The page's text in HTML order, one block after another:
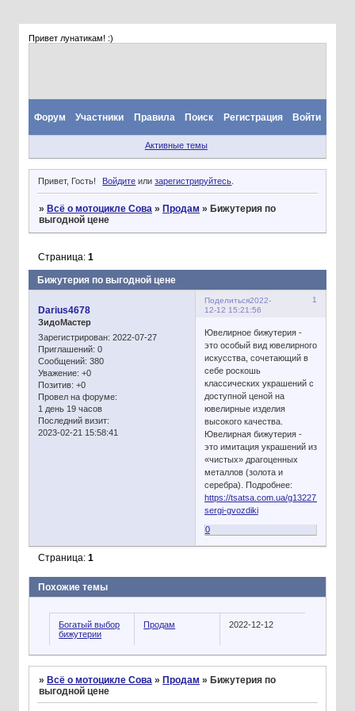
Привет лунатикам! :)
Форум Участники Правила Поиск Регистрация Войти
Активные темы
Привет, Гость! Войдите илизарегистрируйтесь.
» Всё о мотоцикле Сова » Продам » Бижутерия по
выгодной цене
Бижутерия по выгодной цене
Страница: 1
Поделиться 1
2022-
12-12 15:21:56
Darius4678
ЗидоМастер
Зарегистрирован: 2022-07-27
Приглашений: 0
Сообщений: 380
Уважение: +0
Позитив: +0
Провел на форуме:
1 день 19 часов
Последний визит:
2023-02-21 15:58:41
Ювелирное бижутерия -
это особый вид ювелирного
искусства, сочетающий в
себе роскошь
классических украшений с
доступной ценой на
ювелирные изделия
высокого качества.
Ювелирная бижутерия -
это имитация украшений из
«чистых» драгоценных
металлов (золота и
серебра). Подробнее:
https://tsatsa.com.ua/g13227160-
sergi-gvozdiki
0
Страница: 1
Похожие темы
Богатый выбор
бижутерии
Продам 2022-12-12
» Всё о мотоцикле Сова » Продам » Бижутерия по
выгодной цене